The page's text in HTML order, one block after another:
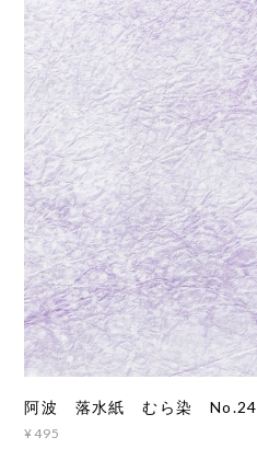
阿波 落水紙 むら染 No.24
¥495